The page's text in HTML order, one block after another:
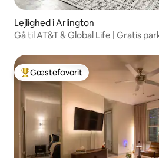
Lejlighed i Arlington
Gå til AT&T & Global Life | Gratis
Bedste gæstefavorit
Gæstefavorit